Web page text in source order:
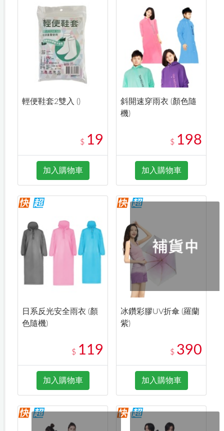
輕便鞋套2雙入 ()
$ 19
加入購物車
斜開速穿雨衣 (顏色隨
機)
$ 198
加入購物車
日系反光安全雨衣 (顏
色隨機)
$ 119
加入購物車
冰鑽彩膠UV折傘 (羅蘭
紫)
$ 390
加入購物車